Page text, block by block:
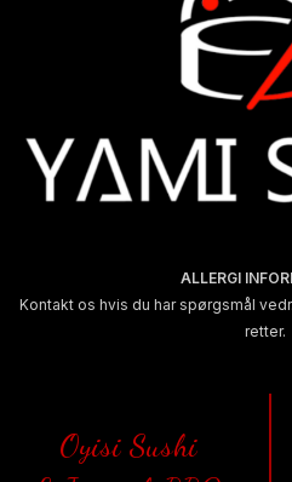
ALLERGI
Kontakt os hvis du har spørgsmål
retter.
Oyisi Sushi